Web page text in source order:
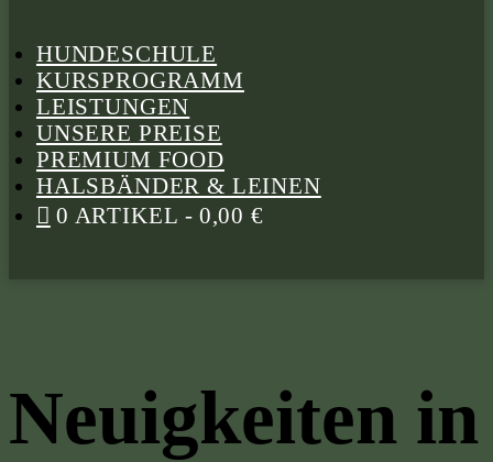
HUNDESCHULE
KURSPROGRAMM
LEISTUNGEN
UNSERE PREISE
PREMIUM FOOD
HALSBÄNDER & LEINEN
0 ARTIKEL
0,00 €
Neuigkeiten in